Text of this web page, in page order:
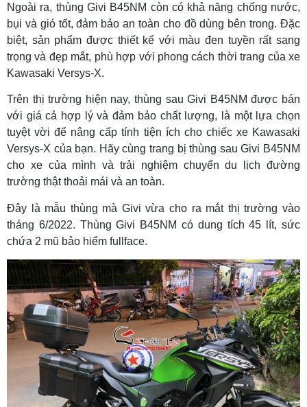
Ngoài ra, thùng Givi B45NM còn có khả năng chống nước,
bụi và gió tốt, đảm bảo an toàn cho đồ dùng bên trong. Đặc
biệt, sản phẩm được thiết kế với màu đen tuyền rất sang
trọng và đẹp mắt, phù hợp với phong cách thời trang của xe
Kawasaki Versys-X.
Trên thị trường hiện nay, thùng sau Givi B45NM được bán
với giá cả hợp lý và đảm bảo chất lượng, là một lựa chọn
tuyệt vời để nâng cấp tính tiện ích cho chiếc xe Kawasaki
Versys-X của bạn. Hãy cùng trang bị thùng sau Givi B45NM
cho xe của mình và trải nghiệm chuyến du lịch đường
trường thật thoải mái và an toàn.
Đây là mẫu thùng mà Givi vừa cho ra mắt thị trường vào
tháng 6/2022. Thùng Givi B45NM có dung tích 45 lít, sức
chứa 2 mũ bảo hiểm fullface.